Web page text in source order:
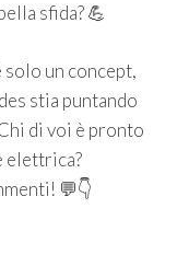
sfida? 💪
solo un concept,
stia puntando
di voi è pronto
elettrica?
💬👇